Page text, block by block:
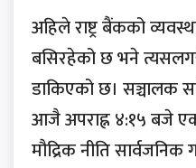
अहिले राष्ट्र बैंकको
बसिरहेको छ भने
डाकिएको छ। सञ्चालक
आजै अपराह्न ४:१५ बजे
मौद्रिक नीति